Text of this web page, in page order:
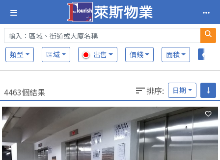
類型 區域 出售 價錢 面積
4463個結果 排序: 日期 ↓